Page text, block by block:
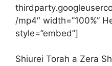
/mp4″ width=”100%”
style=”embed”]
Shiurei Torah a Zera